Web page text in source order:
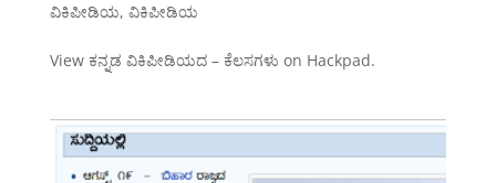
ವಿಕಿಪೀಡಿಯ, ವಿಕಿಪೀಡಿಯ
View ಕನ್ನಡ ವಿಕಿಪೀಡಿಯದ – ಕೆಲಸಗಳು on Hackpad.